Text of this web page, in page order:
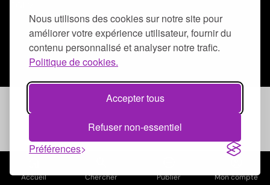
Nous utilisons des cookies sur notre site pour
améliorer votre expérience utilisateur, fournir du
contenu personnalisé et analyser notre trafic.
Politique de cookies.
Accepter tous
Refuser non-essentiel
Préférences
Accueil Chercher Publier Mon compte